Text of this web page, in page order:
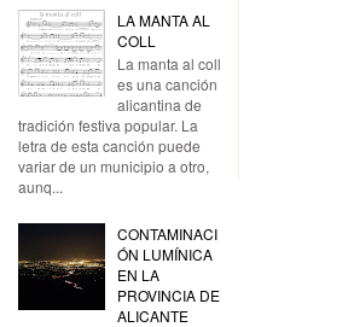
LA MANTA AL
COLL
La manta al coll
es una canción
alicantina de
tradición festiva popular. La
letra de esta canción puede
variar de un municipio a otro,
aunq...
CONTAMINACI
ÓN LUMÍNICA
EN LA
PROVINCIA DE
ALICANTE